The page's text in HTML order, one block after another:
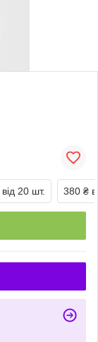
від 20 шт. 380 ₴